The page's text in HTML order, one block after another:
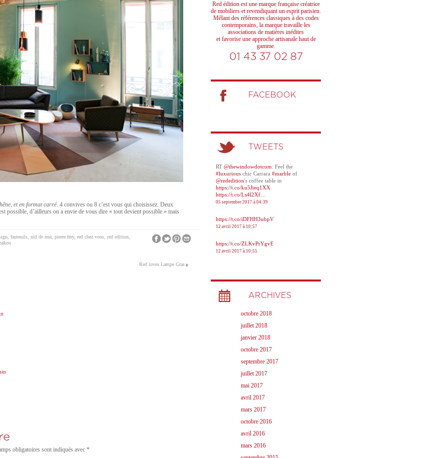
et en format carré. 4 convives ou 8 c’est vous qui choisissez. Deux
possible, d’ailleurs on a envie de vous dire « tout devient possible » mais
fauteuils nid de nua pierre frey, red chez vous red edition
Red loves Lampe Gras
obligatoires sont indiqués avec *
Red édition est une marque française créatrice
de mobiliers et revendiquant un esprit parisien.
Mêlant des références classiques à des codes
contemporains, la marque travaille les
associations de matières inédites
et favorise une approche artisanale haut de
gamme.
01 43 37 02 87
FACEBOOK
TWEETS
RT @thewindowdotcom: Feel the
#luxurious chic Carrara #marble of
@rededition's coffee table in
https://t.co/ku5Jieq1XX
https://t.co/Ls4l2Xf…
05 septembre 2017 à 04:39
https://t.co/iDFHH3ubpV
12 avril 2017 à 10:57
https://t.co/ZLKvPrYgvE
12 avril 2017 à 10:55
ARCHIVES
octobre 2018
juillet 2018
janvier 2018
octobre 2017
septembre 2017
juillet 2017
mai 2017
avril 2017
mars 2017
octobre 2016
avril 2016
mars 2016